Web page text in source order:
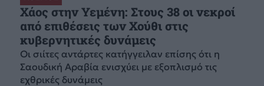
Χάος στην Υεμένη: Στους 38 οι νεκροί
από επιθέσεις των Χούθι στις
κυβερνητικές δυνάμεις
Οι σιίτες αντάρτες κατήγγειλαν επίσης ότι η
Σαουδική Αραβία ενισχύει με εξοπλισμό τις
εχθρικές δυνάμεις